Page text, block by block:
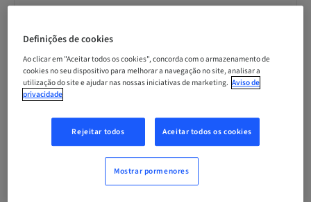
Data limite para inscrição
30. set 2026 (UTC+1)
Idioma
Alemão
0.00 Pontos
Definições de cookies
Ao clicar em "Aceitar todos os cookies", concorda com o armazenamento de
cookies no seu dispositivo para melhorar a navegação no site, analisar a
utilização do site e ajudar nas nossas iniciativas de marketing. Aviso de
privacidade
Rejeitar todos Aceitar todos os cookies
Mostrar pormenores